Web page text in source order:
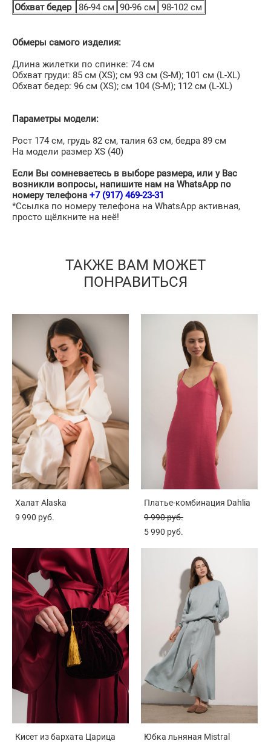
Обхват бедер 86-94 см 90-96 см 98-102 см
Обмеры самого изделия:
Длина жилетки по спинке: 74 см
Обхват груди: 85 см (XS); см 93 см (S-М); 101 cм (L-XL)
Обхват бедер: 96 см (XS); см 104 (S-М); 112 cм (L-XL)
Параметры модели:
Рост 174 см, грудь 82 см, талия 63 см, бедра 89 см
На модели размер XS (40)
Если Вы сомневаетесь в выборе размера, или у Вас
возникли вопросы, напишите нам на WhatsApp по
номеру телефона +7 (917) 469-23-31
*Ссылка по номеру телефона на WhatsApp активная,
просто щёлкните на неё!
ТАКЖЕ ВАМ МОЖЕТ
ПОНРАВИТЬСЯ
Халат Alaska
9 990 pуб.
Платье-комбинация Dahlia
9 990 pуб.
5 990 pуб.
Кисет из бархата Царица
Юбка льняная Mistral